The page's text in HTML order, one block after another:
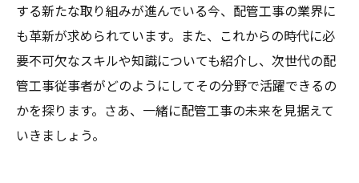
する新たな取り組みが進んでいる今、配管工事の業界に
も革新が求められています。また、これからの時代に必
要不可欠なスキルや知識についても紹介し、次世代の配
管工事従事者がどのようにしてその分野で活躍できるの
かを探ります。さあ、一緒に配管工事の未来を見据えて
いきましょう。